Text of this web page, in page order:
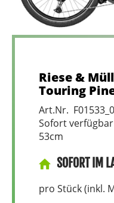
Riese &
Touring
Art.Nr.
Sofort verfügbar
53cm
SOFORT IM
pro Stück (inkl.